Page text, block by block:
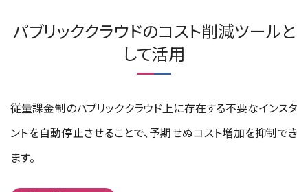
パブリッククラウドのコスト削減ツールと
して活用
従量課金制のパブリッククラウド上に存在する不要なインスタ
ントを自動停止させることで、予期せぬコスト増加を抑制でき
ます。